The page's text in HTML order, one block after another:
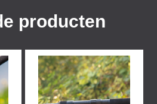
producten